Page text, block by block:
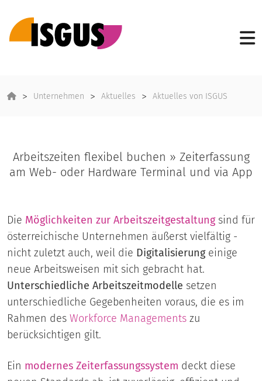
Unternehmen Aktuelles Aktuelles von ISGUS
Arbeitszeiten flexibel buchen » Zeiterfassung
am Web- oder Hardware Terminal und via App
Die Möglichkeiten zur Arbeitszeitgestaltungsind für
österreichische Unternehmen äußerst vielfältig -
nicht zuletzt auch, weil die Digitalisierung einige
neue Arbeitsweisen mit sich gebracht hat.
Unterschiedliche Arbeitszeitmodelle setzen
unterschiedliche Gegebenheiten voraus, die es im
Rahmen des Workforce Managements zu
berücksichtigen gilt.
Ein modernes Zeiterfassungssystem deckt diese